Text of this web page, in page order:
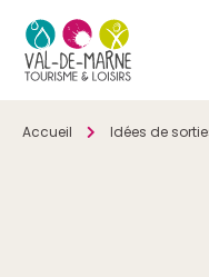
Accueil Idées de